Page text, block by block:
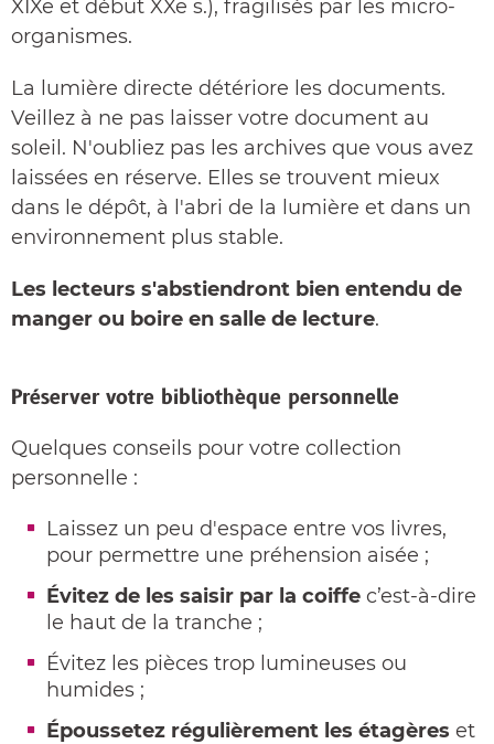
XIXe et début XXe s.), fragilisés par les micro-
organismes.
La lumière directe détériore les documents.
Veillez à ne pas laisser votre document au
soleil. N'oubliez pas les archives que vous avez
laissées en réserve. Elles se trouvent mieux
dans le dépôt, à l'abri de la lumière et dans un
environnement plus stable.
Les lecteurs s'abstiendront bien entendu de
manger ou boire en salle de lecture.
Préserver votre bibliothèque personnelle
Quelques conseils pour votre collection
personnelle :
Laissez un peu d'espace entre vos livres,
pour permettre une préhension aisée ;
Évitez de les saisir par la coiffe c’est-à-dire
le haut de la tranche ;
Évitez les pièces trop lumineuses ou
humides ;
Époussetez régulièrement les étagères et